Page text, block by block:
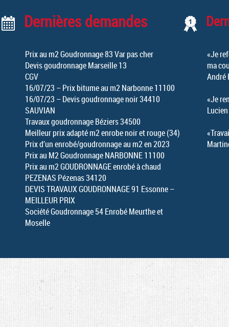
Dernières demandes
Prix au m2 Goudronnage 83 Var pas cher
Devis goudronnage Marseille 13
CGV
16/07/23 – Prix bitume au m2 Narbonne 11100
16/07/23 – Devis goudronnage noir 34410
SAUVIAN
Travaux goudronnage Béziers 34500
Meilleur prix adapté m2 enrobe noir et rouge (34)
Prix d’un enrobé/goudronnage au m2 en 2023
Prix au M2 Goudronnage NARBONNE 11100
Prix au m2 GOUDRONNAGE enrobé à chaud
PEZENAS Pézenas 34120
DEVIS TRAVAUX GOUDRONNAGE 91 Essonne –
MEILLEUR PRIX
Société Goudronnage 54 Enrobé Meurthe et
Moselle
«Je
ma
André
«Je
Lucien